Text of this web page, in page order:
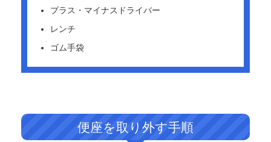
プラス・マイナスドライバー
レンチ
ゴム手袋
便座を取り外す手順